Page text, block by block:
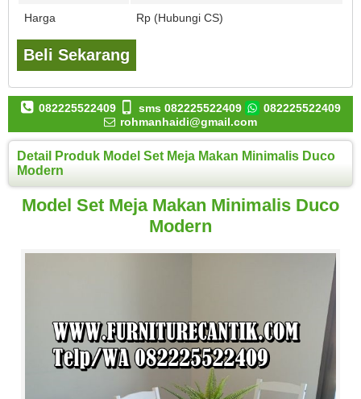
Harga
Rp (Hubungi CS)
Beli Sekarang
082225522409 sms 082225522409
082225522409
rohmanhaidi@gmail.com
Detail Produk Model Set Meja Makan Minimalis Duco
Modern
Model Set Meja Makan Minimalis Duco
Modern